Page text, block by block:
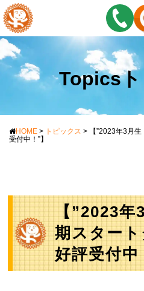
Topics
HOME > トピックス >
【”2023年3月
受付中！”】
【”2023
期スター
好評受付中